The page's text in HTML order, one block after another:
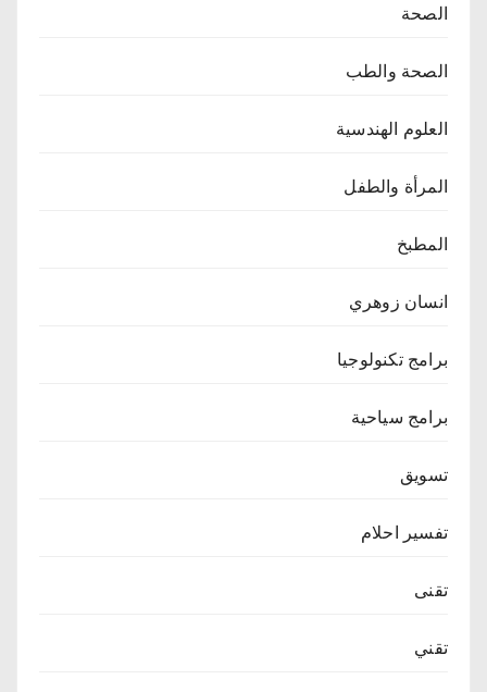
الصحة
الصحة والطب
العلوم الهندسية
المرأة والطفل
المطبخ
انسان زوهري
برامج تكنولوجيا
برامج سياحية
تسويق
تفسير احلام
تقنى
تقني